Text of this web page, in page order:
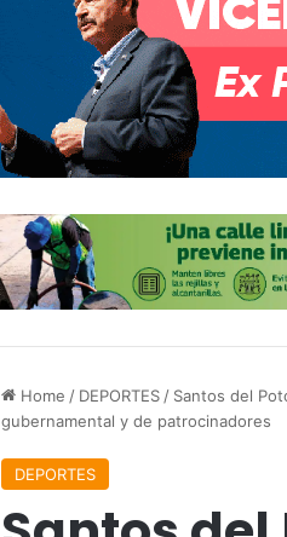
Home / DEPORTES / Santos del
gubernamental y de patrocinadores
DEPORTES